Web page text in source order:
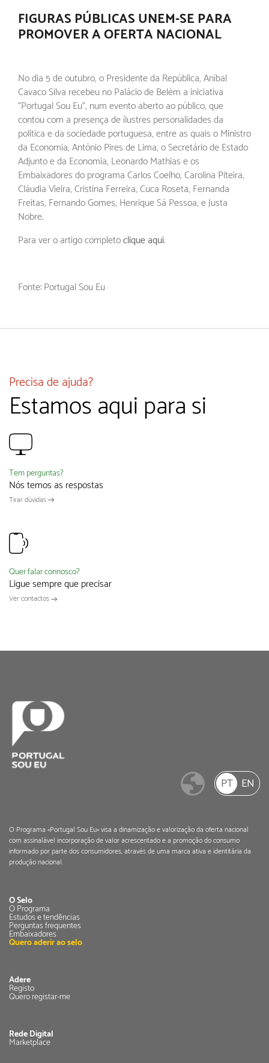
FIGURAS PÚBLICAS UNEM-SE PARA
PROMOVER A OFERTA NACIONAL
No dia 5 de outubro, o Presidente da República, Aníbal
Cavaco Silva recebeu no Palácio de Belém a iniciativa
"Portugal Sou Eu", num evento aberto ao público, que
contou com a presença de ílustres personalidades da
politica e da sociedade portuguesa, entre as quais o Ministro
da Economia, António Pires de Lima, o Secretário de Estado
Adjunto e da Economia, Leonardo Mathias e os
Embaixadores do programa Carlos Coelho, Carolina Piteira,
Cláudia Vieira, Cristina Ferreira, Cuca Roseta, Fernanda
Freitas, Fernando Gomes, Henrique Sá Pessoa, e Justa
Nobre.
Para ver o artigo completoclique aqui.
Fonte: Portugal Sou Eu
Precisa de ajuda?
Estamos aqui para si
Tem perguntas?
Nós temos as respostas
Tirar dúvidas
Quer falar connosco?
Ligue sempre que precisar
Ver contactos
PT EN
O Programa «Portugal Sou Eu» visa a dinamização e valorização da oferta nacional
com assinalável incorporação de valor acrescentado e a promoção do consumo
informado por parte dos consumidores, através de uma marca ativa e identitária da
produção nacional.
O Selo
O Programa
Estudos e tendências
Perguntas frequentes
Embaixadores
Quero aderir ao selo
Adere
Registo
Quero registar-me
Rede Digital
Marketplace